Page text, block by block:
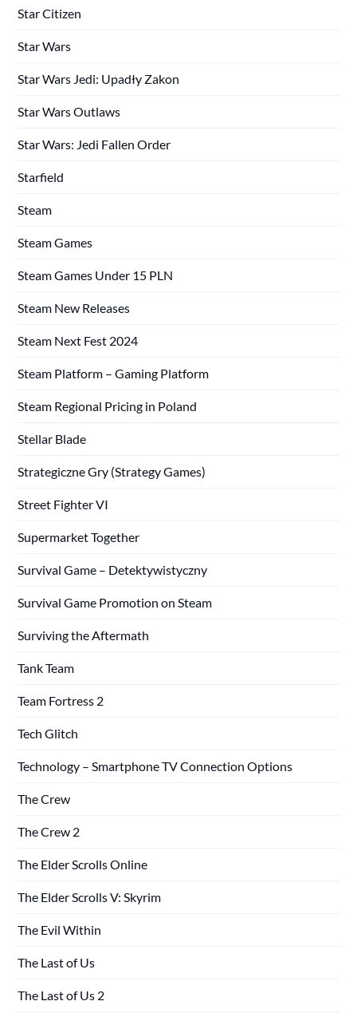
Star Citizen
Star Wars
Star Wars Jedi: Upadły Zakon
Star Wars Outlaws
Star Wars: Jedi Fallen Order
Starfield
Steam
Steam Games
Steam Games Under 15 PLN
Steam New Releases
Steam Next Fest 2024
Steam Platform – Gaming Platform
Steam Regional Pricing in Poland
Stellar Blade
Strategiczne Gry (Strategy Games)
Street Fighter VI
Supermarket Together
Survival Game – Detektywistyczny
Survival Game Promotion on Steam
Surviving the Aftermath
Tank Team
Team Fortress 2
Tech Glitch
Technology – Smartphone TV Connection Options
The Crew
The Crew 2
The Elder Scrolls Online
The Elder Scrolls V: Skyrim
The Evil Within
The Last of Us
The Last of Us 2